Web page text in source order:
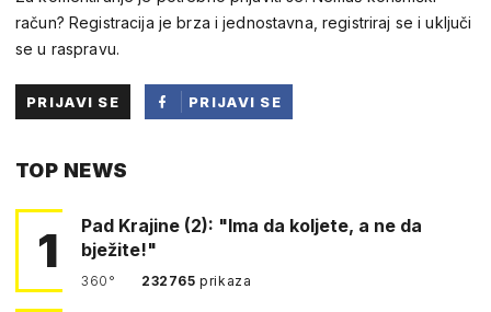
račun? Registracija je brza i jednostavna, registriraj se i uključi
se u raspravu.
PRIJAVI SE
PRIJAVI SE
TOP NEWS
1
Pad Krajine (2): "Ima da koljete, a ne da
bježite!"
360° 232765prikaza